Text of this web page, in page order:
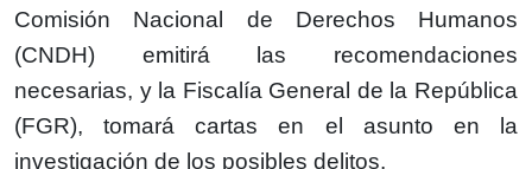
Comisión Nacional de Derechos Humanos
(CNDH) emitirá las recomendaciones
necesarias, y la Fiscalía General de la República
(FGR), tomará cartas en el asunto en la
investigación de los posibles delitos.